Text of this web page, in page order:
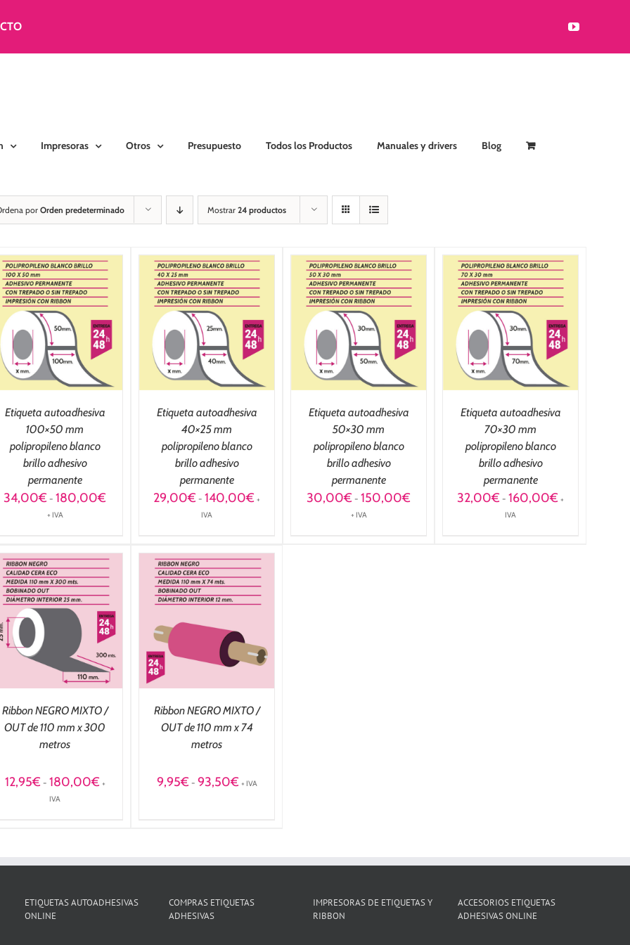
YouTube
Impresoras Otros Presupuesto Todos los Productos Manuales y drivers Blog
por Orden predeterminado Mostrar 24 productos
Etiqueta autoadhesiva
100×50 mm
polipropileno blanco
brillo adhesivo
permanente
34,00€ - 180,00€Rango
hasta
180,00€
+ IVA
SELECCIONAR
OPCIONES
/
DETALLES
Etiqueta autoadhesiva
40×25 mm
polipropileno blanco
brillo adhesivo
permanente
29,00€ - 140,00€Rango
hasta
140,00€
+
IVA
SELECCIONAR
OPCIONES
/
DETALLES
Etiqueta autoadhesiva
50×30 mm
polipropileno blanco
brillo adhesivo
permanente
30,00€ - 150,00€Rango
+ IVA
SELECCIONAR
OPCIONES
/
DETALLES
Etiqueta autoadhesiva
70×30 mm
polipropileno blanco
brillo adhesivo
permanente
32,00€ - 160,00€Rango
+
IVA
Ribbon NEGRO MIXTO /
OUT de 110 mm x 300
metros
12,95€ - 180,00€Rango
+
IVA
SELECCIONAR
OPCIONES
DETALLES
Ribbon NEGRO MIXTO /
OUT de 110 mm x 74
metros
9,95€ - 93,50€Rango
+ IVA
ETIQUETAS AUTOADHESIVAS
ONLINE
COMPRAS ETIQUETAS
ADHESIVAS
IMPRESORAS DE ETIQUETAS Y
RIBBON
ACCESORIOS ETIQUETAS
ADHESIVAS ONLINE